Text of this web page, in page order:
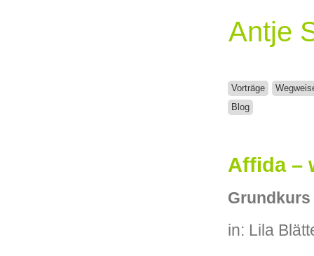
Antje
Vorträge
Blog
Affida –
Grundkurs
in: Lila